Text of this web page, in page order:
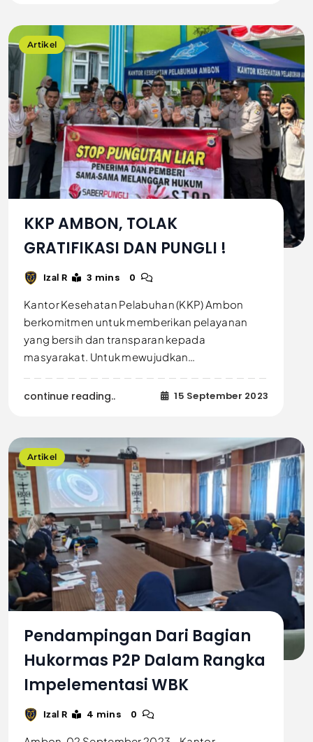
Artikel
KKP AMBON, TOLAK
GRATIFIKASI DAN PUNGLI !
Izal R 3 mins
0
Kantor Kesehatan Pelabuhan (KKP) Ambon
berkomitmen untuk memberikan pelayanan
yang bersih dan transparan kepada
masyarakat. Untuk mewujudkan…
continue reading.. 15 September 2023
Artikel
Pendampingan Dari Bagian
Hukormas P2P Dalam Rangka
Impelementasi WBK
Izal R 4 mins
0